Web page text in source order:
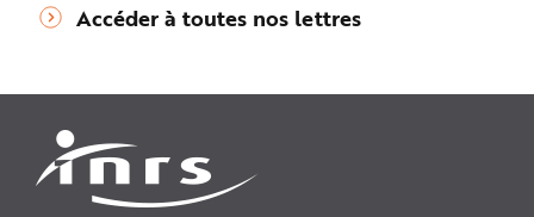
Accéder à toutes nos lettres